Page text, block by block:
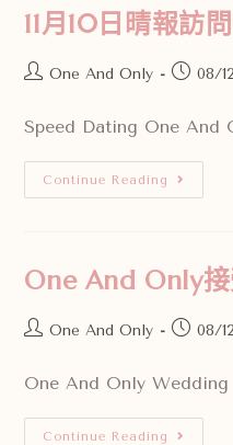
11月10日晴報訪
One And Only 08/
Speed Dating One And
Continue Reading
One And Only接
One And Only 08/
One And Only Wedding
Continue Reading